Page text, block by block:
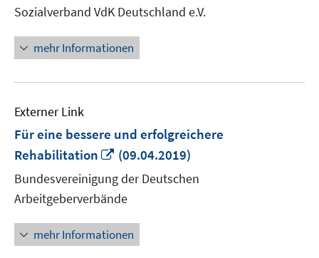
Fenster
Sozialverband VdK Deutschland e.V.
mehr Informationen
Externer Link
Für eine bessere und erfolgreichere
Rehabilitation
In
neuem
Fenster
öffnen
(09.04.2019)
Bundesvereinigung der Deutschen
Arbeitgeberverbände
mehr Informationen